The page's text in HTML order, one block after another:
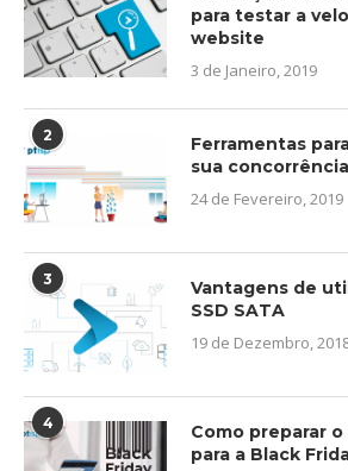
para testar a
website
3 de Janeiro, 2019
2
Ferramentas
sua concorrência
24 de Fevereiro, 2019
3
Vantagens de
SSD SATA
19 de Dezembro,
4
Como preparar
para a Black